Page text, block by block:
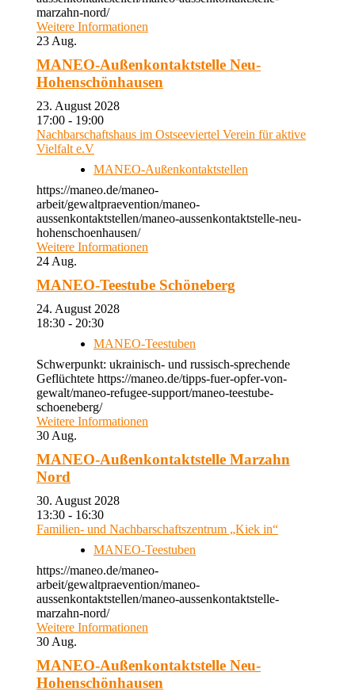
marzahn-nord/
Weitere Informationen
23 Aug.
MANEO-Außenkontaktstelle Neu-
Hohenschönhausen
23. August 2028
17:00 - 19:00
Nachbarschaftshaus im Ostseeviertel Verein für aktive
Vielfalt e.V
MANEO-Außenkontaktstellen
https://maneo.de/maneo-
arbeit/gewaltpraevention/maneo-
aussenkontaktstellen/maneo-aussenkontaktstelle-neu-
hohenschoenhausen/
Weitere Informationen
24 Aug.
MANEO-Teestube Schöneberg
24. August 2028
18:30 - 20:30
MANEO-Teestuben
Schwerpunkt: ukrainisch- und russisch-sprechende
Geflüchtete https://maneo.de/tipps-fuer-opfer-von-
gewalt/maneo-refugee-support/maneo-teestube-
schoeneberg/
Weitere Informationen
30 Aug.
MANEO-Außenkontaktstelle Marzahn
Nord
30. August 2028
13:30 - 16:30
Familien- und Nachbarschaftszentrum „Kiek in“
MANEO-Teestuben
https://maneo.de/maneo-
arbeit/gewaltpraevention/maneo-
aussenkontaktstellen/maneo-aussenkontaktstelle-
marzahn-nord/
Weitere Informationen
30 Aug.
MANEO-Außenkontaktstelle Neu-
Hohenschönhausen